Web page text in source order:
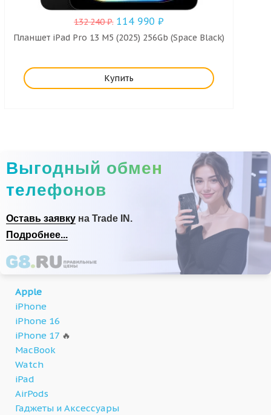
132 240₽. 114 990₽
Планшет iPad Pro 13 M5 (2025) 256Gb (Space Black)
Купить
Выгодный обмен
телефонов
Оставь заявку на Trade IN.
Подробнее...
Apple
iPhone
iPhone 16
iPhone 17 🔥
MacBook
Watch
iPad
AirPods
Гаджеты и Аксессуары